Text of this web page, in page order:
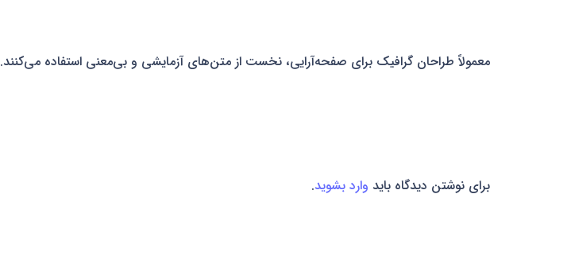
معمولاً طراحان گرافیک برای صفحه‌آرایی، نخست از متن‌های آزمایشی و بی‌معنی استفاده می‌کنند.
برای نوشتن دیدگاه باید وارد بشوید.